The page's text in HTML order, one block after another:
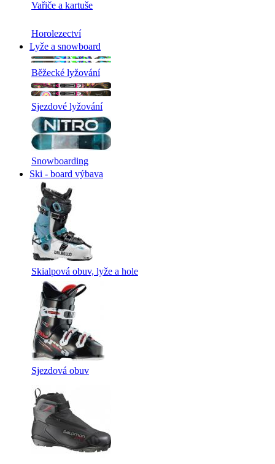
Vařiče a kartuše
Horolezectví
Lyže a snowboard
Běžecké lyžování
Sjezdové lyžování
Snowboarding
Ski - board výbava
Skialpová obuv, lyže a hole
Sjezdová obuv